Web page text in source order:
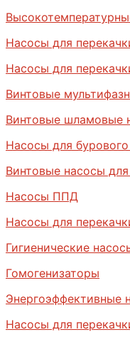
Насосы для
Насосы для
Винтовые
Винтовые шламовые
Насосы для
Винтовые насосы
Насосы ППД
Насосы для
Гигиенические
Гомогенизаторы
Энергоэффективные
Насосы для